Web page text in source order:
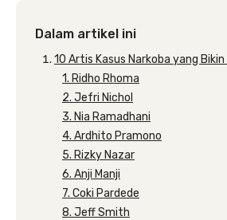
Dalam artikel ini
10 Artis Kasus Narkoba yang
1. Ridho Rhoma
2. Jefri Nichol
3. Nia Ramadhani
4. Ardhito Pramono
5. Rizky Nazar
6. Anji Manji
7. Coki Pardede
8. Jeff Smith